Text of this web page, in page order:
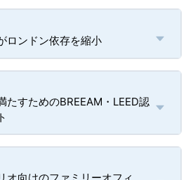
ロンドン依存を縮小
たすためのBREEAM・LEED認